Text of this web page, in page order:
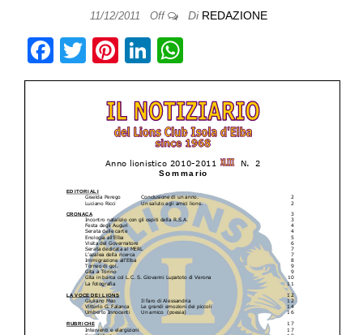
11/12/2011 Off Di REDAZIONE
F
a
o
T
wi
er
Pi
nt
er
e
st
Li
n
k
e
dI
n
h
at
s
A
p
p